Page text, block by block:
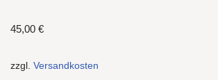
45,00 €
zzgl. Versandkosten